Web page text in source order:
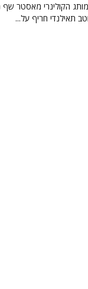
הקולינרי מאסטר
תאילנדי חריף על...